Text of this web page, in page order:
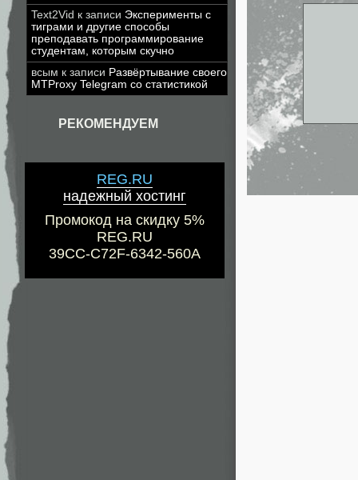
Text2Vid к записи Эксперименты с
тиграми и другие способы
преподавать программирование
студентам, которым скучно
всым к записи Развёртывание своего
MTProxy Telegram со статистикой
РЕКОМЕНДУЕМ
REG.RU
надежный хостинг
Промокод на скидку 5%
REG.RU
39CC-C72F-6342-560A